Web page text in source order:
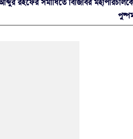
আব্দুর রইফের সমাধিতে বিজিবির